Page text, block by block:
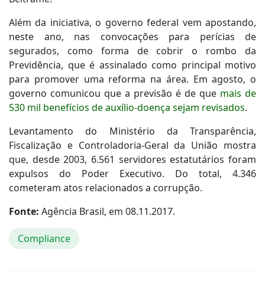
Além da iniciativa, o governo federal vem apostando,
neste ano, nas convocações para perícias de
segurados, como forma de cobrir o rombo da
Previdência, que é assinalado como principal motivo
para promover uma reforma na área. Em agosto, o
governo comunicou que a previsão é de que mais de
530 mil benefícios de auxílio-doença sejam revisados.
Levantamento do Ministério da Transparência,
Fiscalização e Controladoria-Geral da União mostra
que, desde 2003, 6.561 servidores estatutários foram
expulsos do Poder Executivo. Do total, 4.346
cometeram atos relacionados a corrupção.
Fonte: Agência Brasil, em 08.11.2017.
Compliance